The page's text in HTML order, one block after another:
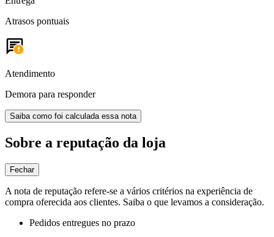
Atrasos pontuais
Atendimento
Demora para responder
Saiba como foi calculada essa nota
Sobre a reputação da loja
Fechar
A nota de reputação refere-se a vários critérios na experiência de
compra oferecida aos clientes. Saiba o que levamos a consideração.
Pedidos entregues no prazo